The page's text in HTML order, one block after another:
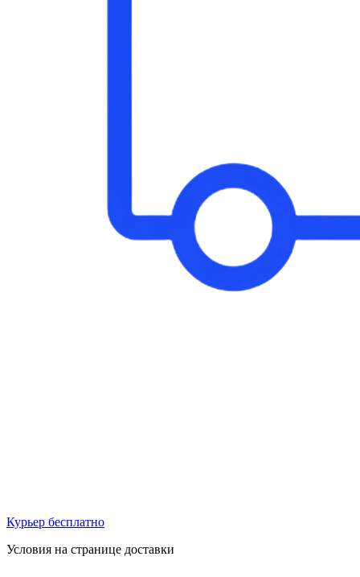
Курьер бесплатно
Условия на странице доставки